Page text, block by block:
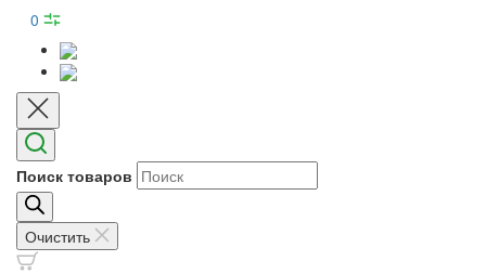
0
Поиск товаров
Очистить